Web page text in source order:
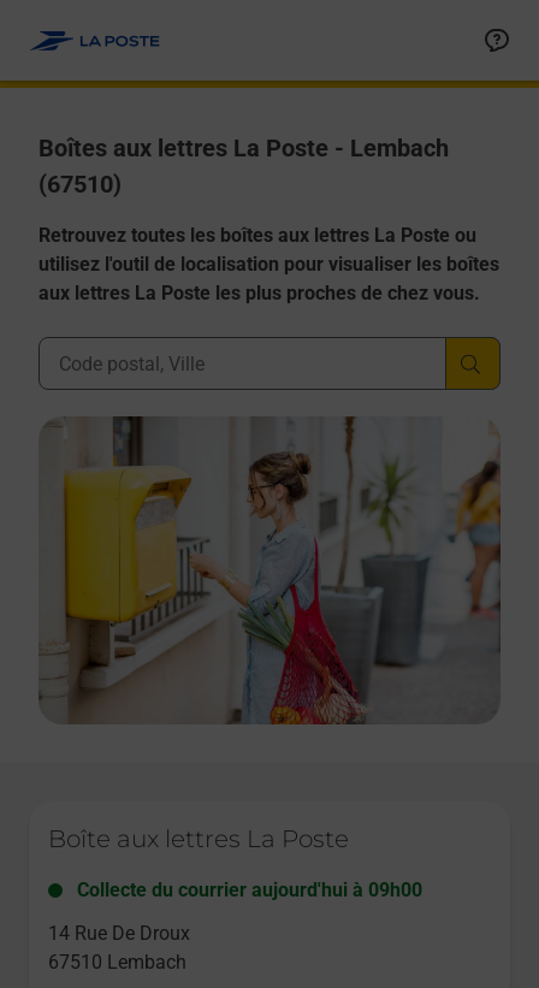
Boîtes aux lettres La Poste - Lembach
(67510)
Retrouvez toutes les boîtes aux lettres La Poste ou
utilisez l'outil de localisation pour visualiser les boîtes
aux lettres La Poste les plus proches de chez vous.
Ville, Département, Code Postal
Boîte aux lettres La Poste
Collecte du courrier aujourd'hui à 09h00
14 Rue De Droux
67510 Lembach